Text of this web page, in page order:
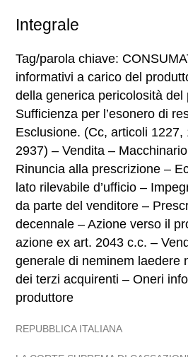
Integrale
Tag/parola chiave:
informativi a carico del
della generica pericolosità del
Sufficienza per l’esonero di
Esclusione. (Cc, articoli
2937) – Vendita –
Rinuncia alla prescrizione –
lato rilevabile d’ufficio –
da parte del venditore –
decennale – Azione verso il
azione ex art. 2043 c.c. –
generale di neminem laedere
dei terzi acquirenti – Oneri
produttore
REPUBBLICA ITALIANA